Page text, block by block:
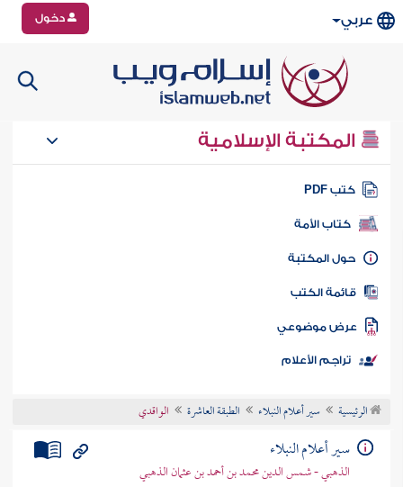
عربي دخول
المكتبة الإسلامية
كتب PDF
كتاب الأمة
المكتبة
الكتب
موضوعي
تراجم الأعلام
الرئيسية سير أعلام النبلاء الطبقة العاشرة الواقدي
سير أعلام النبلاء
الذهبي - شمس الدين محمد بن أحمد بن عثمان الذهبي